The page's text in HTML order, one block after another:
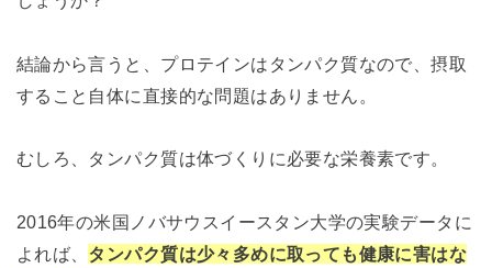
結論から言うと、プロテインはタンパク質なので、摂取
すること自体に直接的な問題はありません。
むしろ、タンパク質は体づくりに必要な栄養素です。
2016年の米国ノバサウスイースタン大学の実験データに
よれば、 タンパク質は少々多めに取っても健康に害はな